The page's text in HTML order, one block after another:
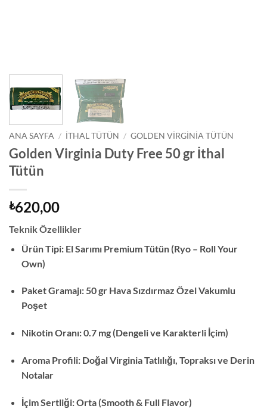
ANA SAYFA / İTHAL TÜTÜN / GOLDEN VIRGINIA TÜTÜN
Golden Virginia Duty Free 50 gr İthal
Tütün
₺620,00
Teknik Özellikler
Ürün Tipi: El Sarımı Premium Tütün (Ryo – Roll Your
Own)
Paket Gramajı: 50 gr Hava Sızdırmaz Özel Vakumlu
Poşet
Nikotin Oranı: 0.7 mg (Dengeli ve Karakterli İçim)
Aroma Profili: Doğal Virginia Tatlılığı, Topraksı ve Derin
Notalar
İçim Sertliği: Orta (Smooth & Full Flavor)